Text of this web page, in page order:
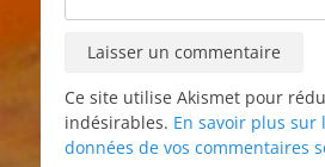
Ce site utilise Akismet pour
indésirables. En savoir plus sur
données de vos commentaires